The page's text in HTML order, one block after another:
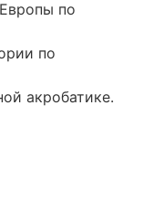
по
по
акробатике.